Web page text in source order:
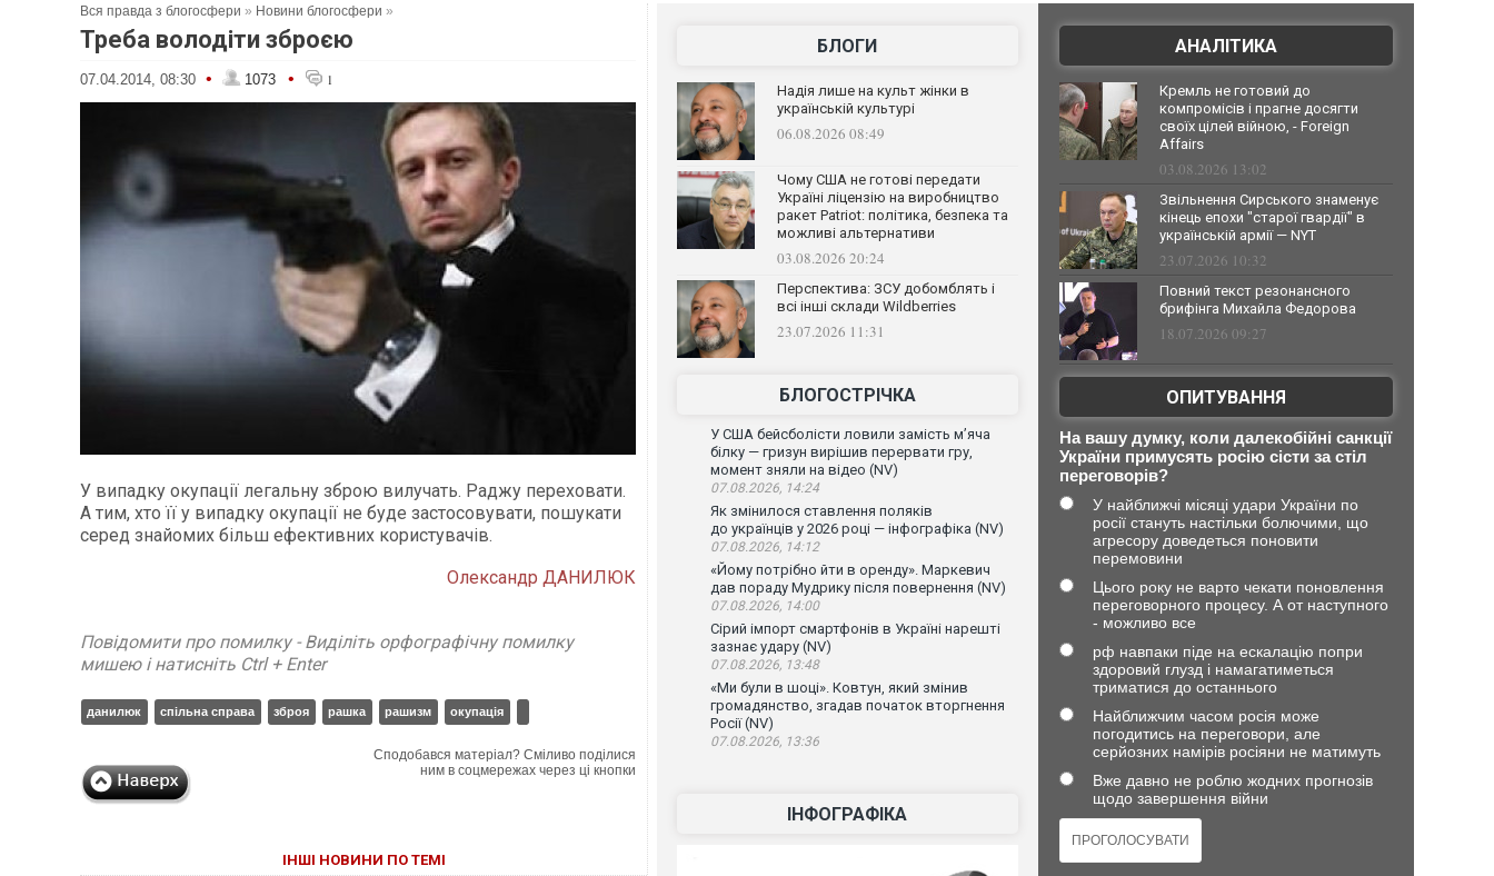
Вся правда з блогосфери » Новини блогосфери »
Треба володіти зброєю
07.04.2014, 08:30 • 1073 • 1
У випадку окупації легальну зброю вилучать. Раджу переховати.
А тим, хто її у випадку окупації не буде застосовувати, пошукати
серед знайомих більш ефективних користувачів.
Олександр ДАНИЛЮК
Повідомити про помилку - Виділіть орфографічну помилку
мишею і натисніть Ctrl + Enter
данилюк спільна справа зброя рашка рашизм окупація
Сподобався матеріал? Сміливо поділися
ним в соцмережах через ці кнопки
ІНШІ НОВИНИ ПО ТЕМІ
БЛОГИ
Надія лише на культ жінки в
українській культурі
06.08.2026 08:49
Чому США не готові передати
Україні ліцензію на виробництво
ракет Patriot: політика, безпека та
можливі альтернативи
03.08.2026 20:24
Перспектива: ЗСУ добомблять і
всі інші склади Wildberries
23.07.2026 11:31
БЛОГОСТРІЧКА
У США бейсболісти ловили замість м’яча
білку — гризун вирішив перервати гру,
момент зняли на відео (NV)
07.08.2026, 14:24
Як змінилося ставлення поляків
до українців у 2026 році — інфографіка (NV)
07.08.2026, 14:12
«Йому потрібно йти в оренду». Маркевич
дав пораду Мудрику після повернення (NV)
07.08.2026, 14:00
Сірий імпорт смартфонів в Україні нарешті
зазнає удару (NV)
07.08.2026, 13:48
«Ми були в шоці». Ковтун, який змінив
громадянство, згадав початок вторгнення
Росії (NV)
07.08.2026, 13:36
ІНФОГРАФІКА
АНАЛІТИКА
Кремль не готовий до
компромісів і прагне досягти
своїх цілей війною, - Foreign
Affairs
03.08.2026 13:02
Звільнення Сирського знаменує
кінець епохи "старої гвардії" в
українській армії — NYT
23.07.2026 10:32
Повний текст резонансного
брифінга Михайла Федорова
18.07.2026 09:27
ОПИТУВАННЯ
На вашу думку, коли далекобійні санкції
України примусять росію сісти за стіл
переговорів?
У найближчі місяці удари України по
росії стануть настільки болючими, що
агресору доведеться поновити
перемовини
Цього року не варто чекати поновлення
переговорного процесу. А от наступного
- можливо все
рф навпаки піде на ескалацію попри
здоровий глузд і намагатиметься
триматися до останнього
Найближчим часом росія може
погодитись на переговори, але
серйозних намірів росіяни не матимуть
Вже давно не роблю жодних прогнозів
щодо завершення війни